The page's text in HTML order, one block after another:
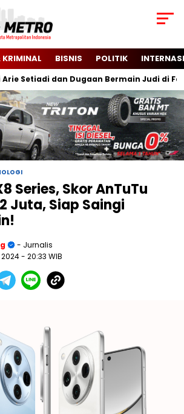
BISNIS POLITIK
Setiadi dan Dugaan Bermain Judi di
Series, Skor AnTuTu
Juta, Siap Saingi
- Jurnalis
2024- 20:33 WIB